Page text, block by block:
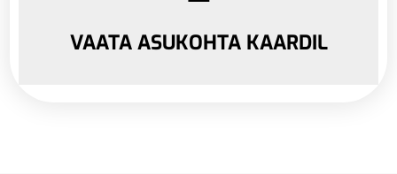
VAATA ASUKOHTA KAARDIL